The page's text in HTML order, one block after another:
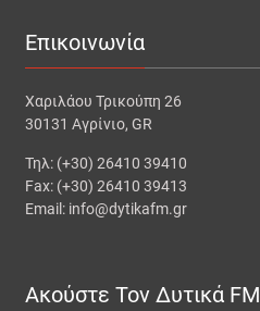
Επικοινωνία
Χαριλάου Τρικούπη 26
30131 Αγρίνιο, GR
Τηλ: (+30) 26410 39410
Fax: (+30) 26410 39413
Email: info@dytikafm.gr
Ακούστε Τον Δυτικά FM